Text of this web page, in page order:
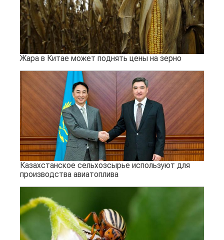
Жара в Китае может поднять цены на зерно
Казахстанское сельхозсырье используют для
производства авиатоплива